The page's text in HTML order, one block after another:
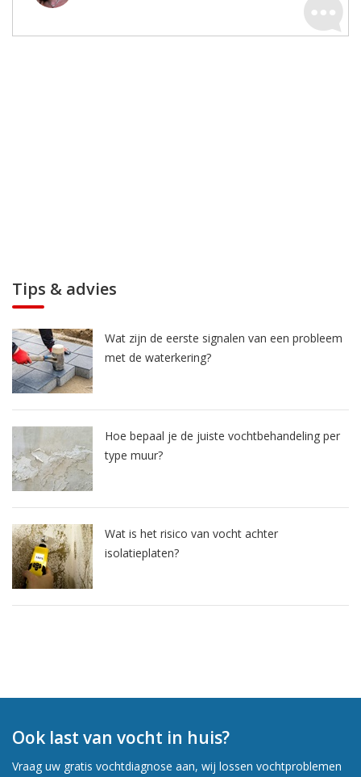
Tips & advies
Wat zijn de eerste signalen van een probleem
met de waterkering?
Hoe bepaal je de juiste vochtbehandeling per
type muur?
Wat is het risico van vocht achter
isolatieplaten?
Ook last van vocht in huis?
Vraag uw gratis vochtdiagnose aan, wij lossen vochtproblemen